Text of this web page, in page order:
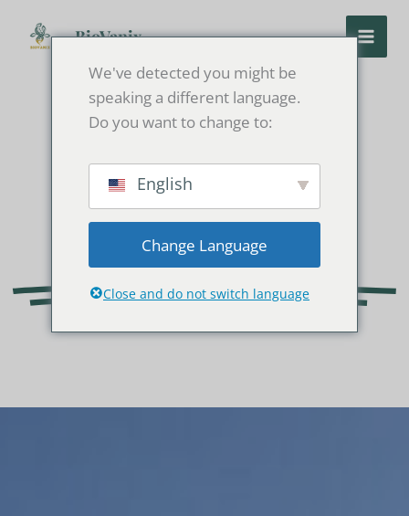
BioVanix
Professionnel en
Solutions
pharmaceutiques
We've detected you might be
speaking a different language.
Do you want to change to:
English
Change Language
Close and do not switch language